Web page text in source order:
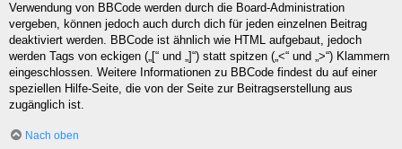
Verwendung von BBCode werden durch die Board-Administration
vergeben, können jedoch auch durch dich für jeden einzelnen Beitrag
deaktiviert werden. BBCode ist ähnlich wie HTML aufgebaut, jedoch
werden Tags von eckigen („[“ und „]“) statt spitzen („<“ und „>“) Klammern
eingeschlossen. Weitere Informationen zu BBCode findest du auf einer
speziellen Hilfe-Seite, die von der Seite zur Beitragserstellung aus
zugänglich ist.
Nach oben